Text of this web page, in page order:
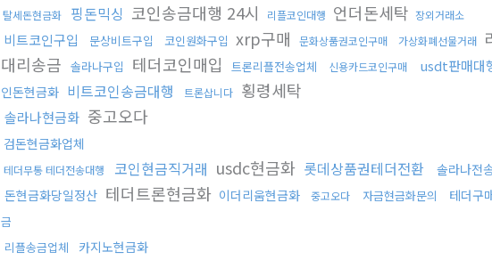
탈세돈현금화 핑돈믹싱 코인송금대행 24시 리플코인대행 언더돈세탁 장외거래소
비트코인구입 문상비트구입 코인원화구입 xrp구매 문화상품권코인구매 가상화폐선물거래
대리송금 솔라나구입 테더코인매입 트론리플전송업체 신용카드코인구매 usdt판매대
인돈현금화 비트코인송금대행 트론삽니다 횡령세탁
솔라나현금화 중고오다
검돈현금화업체
테더무통 테더전송대행 코인현금직거래 usdc현금화 롯데상품권테더전환 솔라나전
돈현금화당일정산 테더트론현금화 이더리움현금화 중고오다 자금현금화문의 테더구
금
리플송금업체
카지노현금화